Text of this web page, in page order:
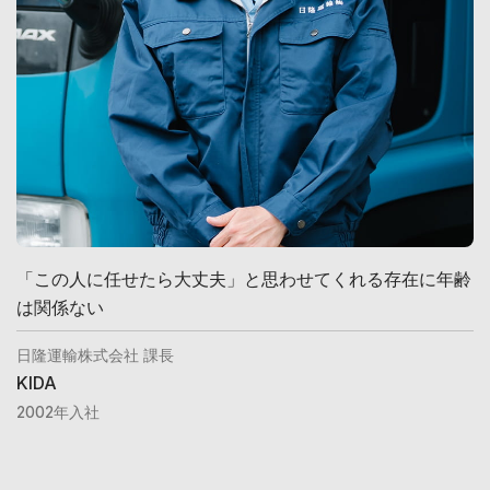
「この人に任せたら大丈夫」と思わせてくれる存在に年齢
は関係ない
日隆運輸株式会社 課長
KIDA
2002年入社